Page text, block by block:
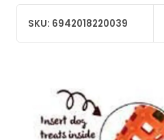
SKU: 6942018220039